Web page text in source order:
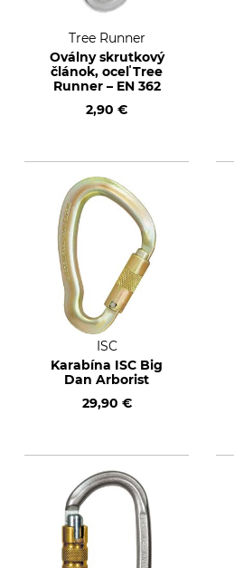
Tree Runner
Oválny skrutkový
článok, oceľ Tree
Runner – EN 362
2,90 €
ISC
Karabína ISC Big
Dan Arborist
29,90 €